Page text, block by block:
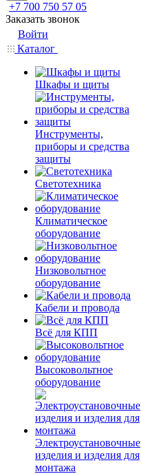
+7 700 750 57 05
Заказать звонок
Войти
Каталог
Шкафы и щиты
Инструменты,
приборы и средства
защиты
Светотехника
Климатическое
оборудование
Низковольтное
оборудование
Кабели и провода
Всё для КПП
Высоковольтное
оборудование
Электроустановочные
изделия и изделия для
монтажа